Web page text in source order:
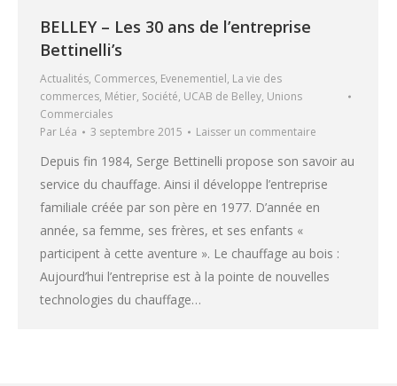
BELLEY – Les 30 ans de l’entreprise
Bettinelli’s
Actualités, Commerces, Evenementiel, La vie des
commerces, Métier, Société, UCAB de Belley, Unions
Commerciales
Par Léa 3 septembre 2015 Laisser un commentaire
Depuis fin 1984, Serge Bettinelli propose son savoir au
service du chauffage. Ainsi il développe l’entreprise
familiale créée par son père en 1977. D’année en
année, sa femme, ses frères, et ses enfants «
participent à cette aventure ». Le chauffage au bois :
Aujourd’hui l’entreprise est à la pointe de nouvelles
technologies du chauffage…